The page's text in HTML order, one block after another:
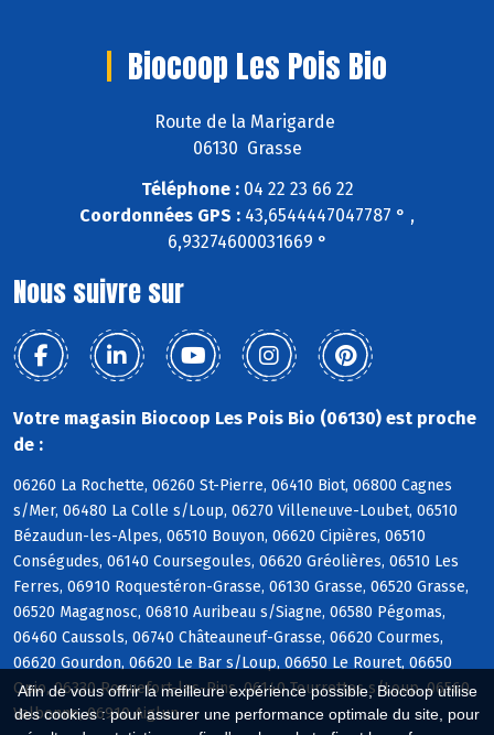
Afin de vous offrir la meilleure expérience possible, Biocoop utilise
des cookies : pour assurer une performance optimale du site, pour
Biocoop Les Pois Bio
Route de la Marigarde
06130 Grasse
Téléphone :04 22 23 66 22
Coordonnées GPS : 43,6544447047787 ° ,
6,93274600031669 °
Nous suivre sur
Votre magasin Biocoop Les Pois Bio (06130) est proche
de :
06260 La Rochette, 06260 St-Pierre, 06410 Biot, 06800 Cagnes
s/Mer, 06480 La Colle s/Loup, 06270 Villeneuve-Loubet, 06510
Bézaudun-les-Alpes, 06510 Bouyon, 06620 Cipières, 06510
Conségudes, 06140 Coursegoules, 06620 Gréolières, 06510 Les
Ferres, 06910 Roquestéron-Grasse, 06130 Grasse, 06520 Grasse,
06520 Magagnosc, 06810 Auribeau s/Siagne, 06580 Pégomas,
06460 Caussols, 06740 Châteauneuf-Grasse, 06620 Courmes,
06620 Gourdon, 06620 Le Bar s/Loup, 06650 Le Rouret, 06650
Opio, 06330 Roquefort-les-Pins, 06140 Tourrettes s/Loup, 06560
Valbonne, 06910 Aiglun